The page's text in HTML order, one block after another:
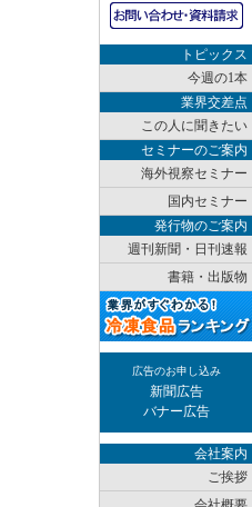
トピックス
今週の1本
業界交差点
この人に聞きたい
セミナーのご案内
海外視察セミナー
国内セミナー
発行物のご案内
週刊新聞・日刊速報
書籍・出版物
広告のお申し込み
新聞広告
バナー広告
会社案内
ご挨拶